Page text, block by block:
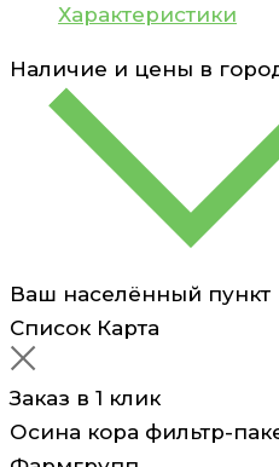
Характеристики
Наличие и цены в
Ваш населённый пункт
Список Карта
Заказ в 1 клик
Осина кора фильтр-